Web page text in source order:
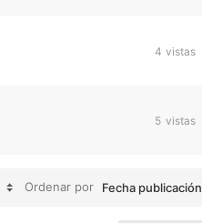
4 vistas
5 vistas
Ordenar por Fecha publicación